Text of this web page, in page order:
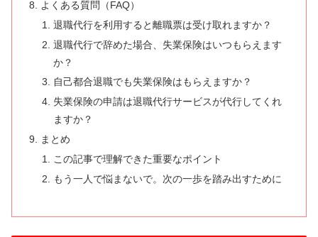
よくある質問（FAQ）
退職代行を利用すると離職票は受け取れますか？
退職代行で辞めた場合、失業保険はいつもらえます
か？
自己都合退職でも失業保険はもらえますか？
失業保険の申請は退職代行サービスが代行してくれ
ますか？
まとめ
この記事で理解できた重要なポイント
もう一人で悩まないで。次の一歩を踏み出すために